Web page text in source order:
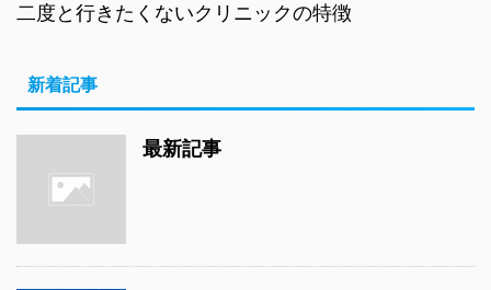
二度と行きたくないクリニックの特徴
新着記事
最新記事